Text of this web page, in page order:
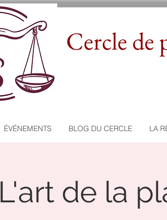
Cercle
ÉVÉNEMENTS BLOG DU CERCLE LA
L'art de la